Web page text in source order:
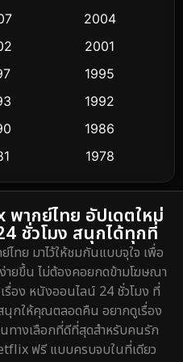
289
5
40
4
20
2004
2001
1995
1992
1986
1978
ากย์ไทย อัปเดตใหม่
ชั่วโมง สนุกได้ทุกที่
ทย มาไว้ให้ชมกันแบบจุใจ เพื่อ
ายขึ้น ไม่ต้องคอยกดข้ามโฆษณา
เรื่อง หนังออนไลน์ 24 ชั่วโมง ที่
กให้คุณตลอดคืน อยากดูเรื่อง
ทางเลือกที่ดีที่สุดสำหรับคนรัก
ฟรี แบบครบจบในที่เดียว